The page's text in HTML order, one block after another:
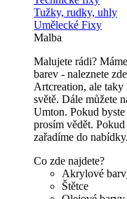
Tužky, rudky, uhly
Umělecké Fixy
Malba
Malujete rádi?
barev - naleznete
Artcreation, ale
světě. Dále můžete
Umton. Pokud
prosím vědět.
zařadíme do nabídky.
Co zde najdete?
Akrylové
Štětce